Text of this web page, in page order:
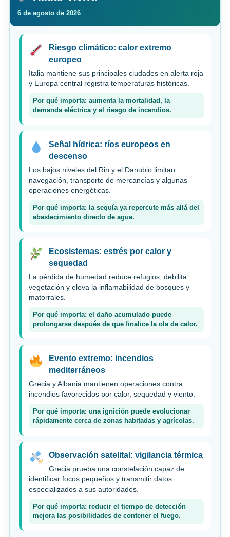
6 de agosto de 2026
Riesgo climático: calor extremo
europeo
Italia mantiene sus principales ciudades en alerta roja
y Europa central registra temperaturas históricas.
Por qué importa: aumenta la mortalidad, la
demanda eléctrica y el riesgo de incendios.
Señal hídrica: ríos europeos en
descenso
Los bajos niveles del Rin y el Danubio limitan
navegación, transporte de mercancías y algunas
operaciones energéticas.
Por qué importa: la sequía ya repercute más allá del
abastecimiento directo de agua.
Ecosistemas: estrés por calor y
sequedad
La pérdida de humedad reduce refugios, debilita
vegetación y eleva la inflamabilidad de bosques y
matorrales.
Por qué importa: el daño acumulado puede
prolongarse después de que finalice la ola de calor.
Evento extremo: incendios
mediterráneos
Grecia y Albania mantienen operaciones contra
incendios favorecidos por calor, sequedad y viento.
Por qué importa: una ignición puede evolucionar
rápidamente cerca de zonas habitadas y agrícolas.
Observación satelital: vigilancia térmica
Grecia prueba una constelación capaz de
identificar focos pequeños y transmitir datos
especializados a sus autoridades.
Por qué importa: reducir el tiempo de detección
mejora las posibilidades de contener el fuego.